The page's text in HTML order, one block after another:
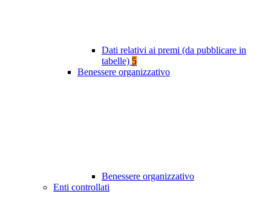
Dati relativi ai premi (da pubblicare in
tabelle) 5
Benessere organizzativo
Benessere organizzativo
Enti controllati